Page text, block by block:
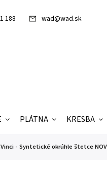
188 wad@wad.sk
PLÁTNA KRESBA
- Syntetické okrúhle štetce